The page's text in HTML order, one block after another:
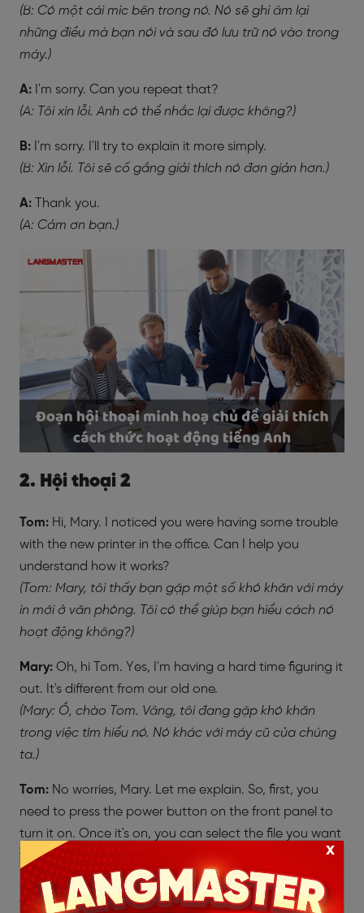
(B: Có một cái mic bên trong nó. Nó sẽ ghi âm lại
những điều mà bạn nói và sau đó lưu trữ nó vào trong
máy.)
A: I'm sorry. Can you repeat that?
(A: Tôi xin lỗi. Anh có thể nhắc lại được không?)
B: I'm sorry. I'll try to explain it more simply.
(B: Xin lỗi. Tôi sẽ cố gắng giải thích nó đơn giản hơn.)
A:
Thank you.
(A: Cảm ơn bạn.)
2. Hội thoại 2
Tom: Hi, Mary. I noticed you were having some trouble
with the new printer in the office. Can I help you
understand how it works?
(Tom: Mary, tôi thấy bạn gặp một số khó khăn với máy
in mới ở văn phòng. Tôi có thể giúp bạn hiểu cách nó
hoạt động không?)
Mary: Oh, hi Tom. Yes, I'm having a hard time figuring it
out. It's different from our old one.
(Mary: Ồ, chào Tom. Vâng, tôi đang gặp khó khăn
trong việc tìm hiểu nó. Nó khác với máy cũ của chúng
ta.)
Tom: No worries, Mary. Let me explain. So, first, you
need to press the power button on the front panel to
turn it on. Once it's on, you can select the file you want
to print on your computer.
(Tom: Không sao cả, Mary. Hãy để tôi giải thích. Vậy
đầu tiên, bạn cần nhấn nút nguồn trên bảng điều
x